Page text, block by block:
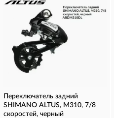
Переключатель задний
SHIMANO ALTUS, M310, 7/8
скоростей, черный